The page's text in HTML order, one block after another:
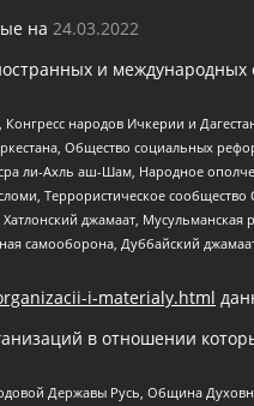
на 24.03.2022
и международных
народов Ичкерии и
Общество социальных
ли-Ахль аш-Шам, Народное
Террористическое
джамаат,
самооборона, Дуббайский
i-materialy.html
в отношении
Державы Русь, Община